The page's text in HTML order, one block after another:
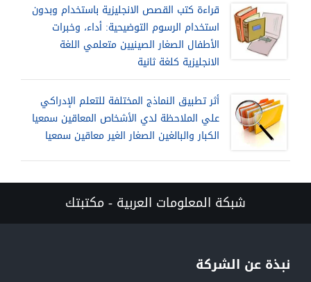
قراءة كتب القصص الانجليزية باستخدام وبدون
استخدام الرسوم التوضيحية: أداء، وخبرات
الأطفال الصغار الصينيين متعلمي اللغة
الانجليزية كلغة ثانية
أثر تطبيق النماذج المختلفة للتعلم الإدراكي
علي الملاحظة لدي الأشخاص المعاقين سمعيا
الكبار والبالغين الصغار الغير معاقين سمعيا
شبكة المعلومات العربية - مكتبتك
نبذة عن الشركة